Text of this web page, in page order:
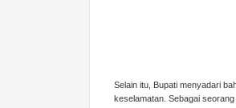
Selain itu, Bupati menyadari
keselamatan. Sebagai